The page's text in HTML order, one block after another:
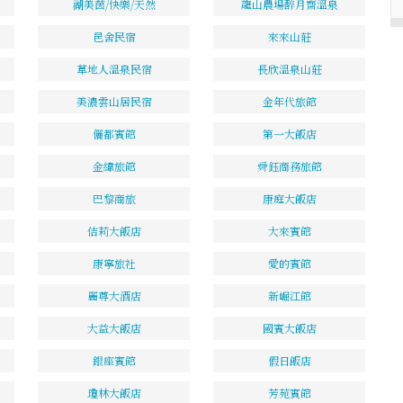
湖美茵/快樂/天然 龍山農場醉月齋溫泉
邑舍民宿 來來山莊
草地人溫泉民宿 長欣溫泉山莊
美濃雲山居民宿 金年代旅館
儷都賓館 第一大飯店
金緯旅館 舜鈺商務旅館
巴黎商旅 康庭大飯店
佶莉大飯店 大來賓館
康寧旅社 愛的賓館
麗尊大酒店 新崛江館
大益大飯店 國賓大飯店
銀座賓館 假日飯店
瓊林大飯店 芳苑賓館